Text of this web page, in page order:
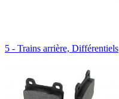
5 - Trains arrière, Différentiels